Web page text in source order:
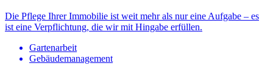
Die Pflege Ihrer Immobilie ist weit mehr als nur eine Aufgabe – es
ist eine Verpflichtung, die wir mit Hingabe erfüllen.
Gartenarbeit
Gebäudemanagement